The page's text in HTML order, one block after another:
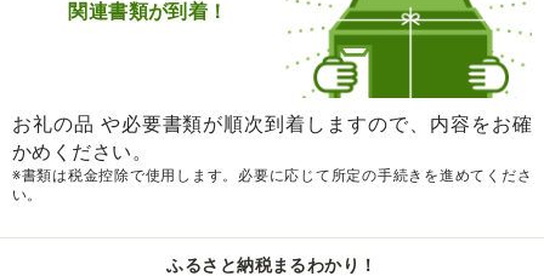
関連書類が到着！
お礼の品 や必要書類が順次到着しますので、内容をお確
かめください。
※書類は税金控除で使用します。必要に応じて所定の手続きを進めてくださ
い。
ふるさと納税まるわかり！